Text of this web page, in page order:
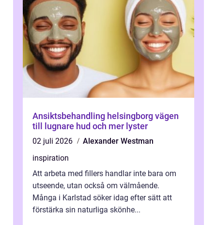
Ansiktsbehandling helsingborg vägen
till lugnare hud och mer lyster
02 juli 2026
Alexander Westman
inspiration
Att arbeta med fillers handlar inte bara om
utseende, utan också om välmående.
Många i Karlstad söker idag efter sätt att
förstärka sin naturliga skönhe...